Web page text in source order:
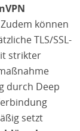
können
TLS/SSL-
strikter
durch Deep
setzt